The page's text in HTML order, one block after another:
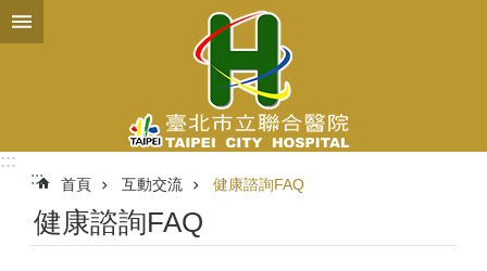
跳到主要內容區塊
:::
:::
首頁 互動交流 健康諮詢FAQ
健康諮詢FAQ